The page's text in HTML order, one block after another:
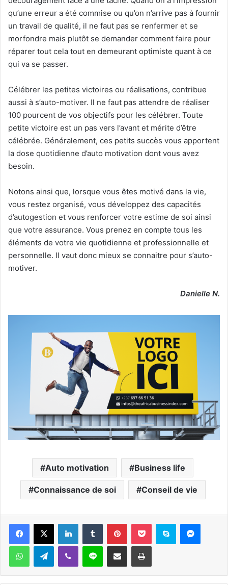
qu’une erreur a été commise ou qu’on n’arrive pas à fournir
un travail de qualité, il ne faut pas se renfermer et se
morfondre mais plutôt se demander comment faire pour
réparer tout cela tout en demeurant optimiste quant à ce
qui va se passer.
Célébrer les petites victoires ou réalisations, contribue
aussi à s’auto-motiver. Il ne faut pas attendre de réaliser
100 pourcent de vos objectifs pour les célébrer. Toute
petite victoire est un pas vers l’avant et mérite d’être
célébrée. Généralement, ces petits succès vous apportent
la dose quotidienne d’auto motivation dont vous avez
besoin.
Notons ainsi que, lorsque vous êtes motivé dans la vie,
vous restez organisé, vous développez des capacités
d’autogestion et vous renforcer votre estime de soi ainsi
que votre assurance. Vous prenez en compte tous les
éléments de votre vie quotidienne et professionnelle et
personnelle. Il vaut donc mieux se connaitre pour s’auto-
motiver.
Danielle N.
Auto motivation Business life
Connaissance de soi Conseil de vie
Facebook
X LinkedinTumblr PinterestPocket Skype
WhatsAppTelegramViber Ligne Partager par email Imprimer